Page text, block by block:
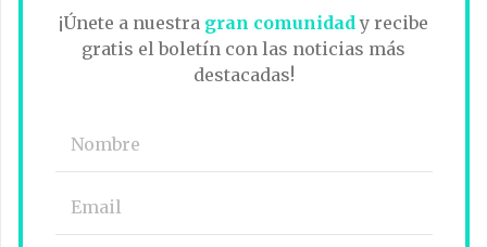
¡Únete a nuestra gran comunidad y recibe
gratis el boletín con las noticias más
destacadas!